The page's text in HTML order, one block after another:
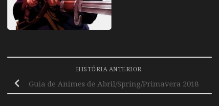
HISTÓRIA ANTERIOR
Guia de Animes de Abril/Spring/Primavera 2018